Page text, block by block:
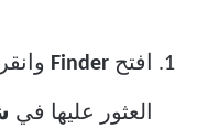
افتح Finder
العثور عليها في